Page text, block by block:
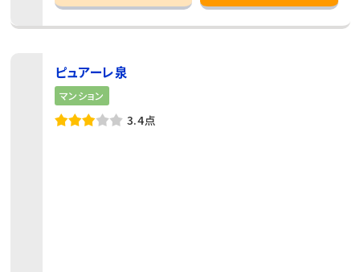
ピュアーレ泉
マンション
3.4点